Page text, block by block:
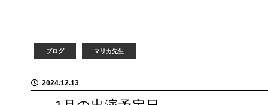
ブログ マリカ先生
2024.12.13